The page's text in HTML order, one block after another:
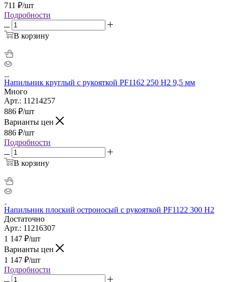
711 ₽/шт
Подробности
В корзину
Напильник круглый с рукояткой PF1162 250 H2 9,5 мм
Много
Арт.: 11214257
886 ₽/шт
Варианты цен
886 ₽/шт
Подробности
В корзину
Напильник плоский остроносый с рукояткой PF1122 300 H2
Достаточно
Арт.: 11216307
1 147 ₽/шт
Варианты цен
1 147 ₽/шт
Подробности